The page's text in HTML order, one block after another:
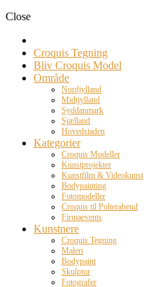
Close
Croquis Tegning
Bliv Croquis Model
Område
Nordjylland
Midtjylland
Syddanmark
Sjælland
Hovedstaden
Kategorier
Croquis Modeller
Kunstprojekter
Kunstfilm & Videokunst
Bodypainting
Fotomodeller
Croquis til Polterabend
Firmaevents
Kunstnere
Croquis Tegning
Maleri
Bodypaint
Skulptur
Fotografer